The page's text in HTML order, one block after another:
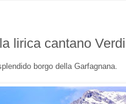
lirica cantano
borgo della Garfagnana.